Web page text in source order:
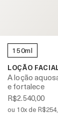
150ml
LOÇÃO
A loção
e fortalece
R$2.540,00
ou 10x de